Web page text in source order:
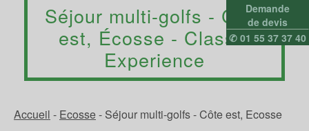
Demande
de devis
✆ 01 55 37 37 40
Séjour multi-golfs - Côte
est, Écosse - Classic
Experience
Accueil - Ecosse- Séjour multi-golfs - Côte est, Ecosse